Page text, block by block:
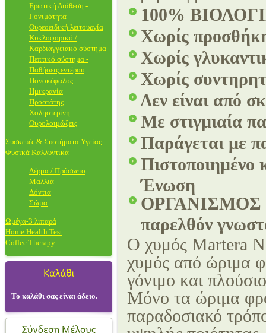
Ερωτική Διάθεση -
Γονιμότητα
Θυρεοειδική λειτουργία
Κυκλοφορικό /
Καρδιαγγειακό σύστημα
Πεπτικό σύστημα -
Παθήσεις εντέρου
Πονοκέφαλος -
Ημικρανία
Προστάτης
Χοληστερίνη
Ουρολοιμώξεις
Συσκευές & Συστήματα Υγείας
Φυσικά Καλλυντικά
Δέρμα / Πρόσωπο
Μαλλιά
Δόντια
Σώμα
Ωμέγα-3 λιπαρά
Home Health Test
Coffee Therapy
Το καλάθι σας είναι άδειο.
100%
Χωρίς
Χωρίς
Χωρίς
Δεν είναι από
Με στιγμιαία
Παράγεται με
Πιστοποιημένο
Ένωση
ΟΡΓΑΝΙΣΜΟΣ
παρελθόν
Ο χυμός Martera
χυμός από ώριμα
γόνιμο και
Μόνο τα ώριμα
παραδοσιακό